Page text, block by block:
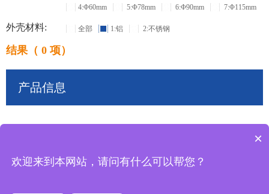
4:Φ60mm
5:Φ78mm 6:Φ90mm 7:Φ115mm
外壳材料: 全部 1:铝 2:不锈钢
结果（ 0 项）
产品信息
×
欢迎来到本网站，请问有什么可以帮您？